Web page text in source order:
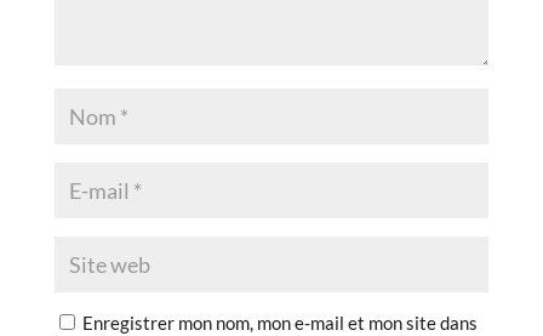
Enregistrer mon nom, mon e-mail et mon site dans